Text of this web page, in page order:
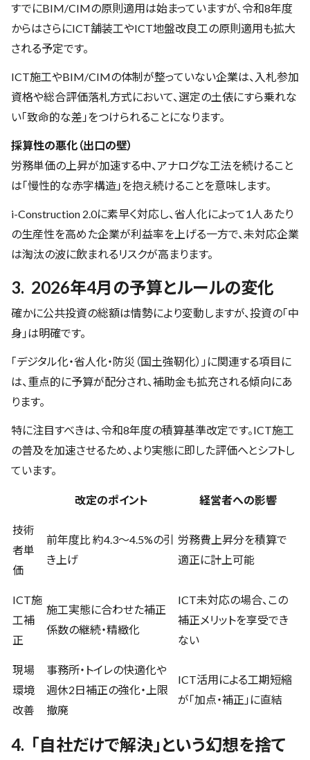
すでにBIM/CIMの原則適用は始まっていますが、令和8年度
からはさらにICT舗装工やICT地盤改良工の原則適用も拡大
される予定です。
ICT施工やBIM/CIMの体制が整っていない企業は、入札参加
資格や総合評価落札方式において、選定の土俵にすら乗れな
い「致命的な差」をつけられることになります。
採算性の悪化（出口の壁）
労務単価の上昇が加速する中、アナログな工法を続けること
は「慢性的な赤字構造」を抱え続けることを意味します。
i-Construction 2.0に素早く対応し、省人化によって1人あたり
の生産性を高めた企業が利益率を上げる一方で、未対応企業
は淘汰の波に飲まれるリスクが高まります。
3. 2026年4月の予算とルールの変化
確かに公共投資の総額は情勢により変動しますが、投資の「中
身」は明確です。
「デジタル化・省人化・防災（国土強靭化）」に関連する項目に
は、重点的に予算が配分され、補助金も拡充される傾向にあ
ります。
特に注目すべきは、令和8年度の積算基準改定です。ICT施工
の普及を加速させるため、より実態に即した評価へとシフトし
ています。
改定のポイント 経営者への影響
技術
者単
価
前年度比 約4.3〜4.5%の引
き上げ
労務費上昇分を積算で
適正に計上可能
ICT施
工補
正
施工実態に合わせた補正
係数の継続・精緻化
ICT未対応の場合、この
補正メリットを享受でき
ない
現場
環境
改善
事務所・トイレの快適化や
週休2日補正の強化・上限
撤廃
ICT活用による工期短縮
が「加点・補正」に直結
4. 「自社だけで解決」という幻想を捨て